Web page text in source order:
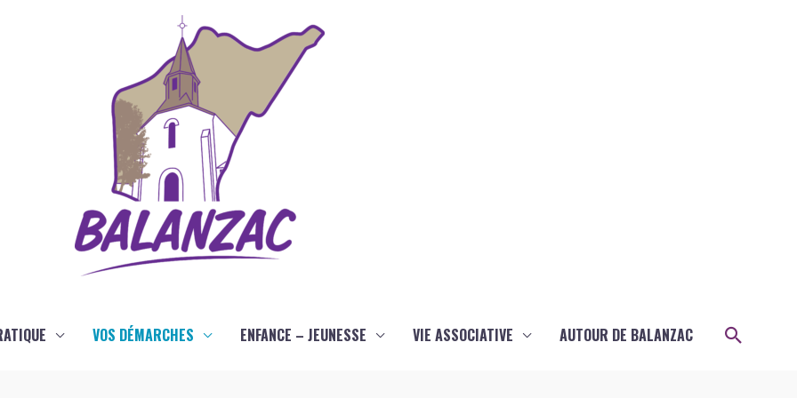
VOS DÉMARCHES ENFANCE – JEUNESSE VIE ASSOCIATIVE AUTOUR DE BALANZAC